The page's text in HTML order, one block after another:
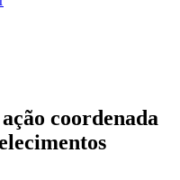
coordenada